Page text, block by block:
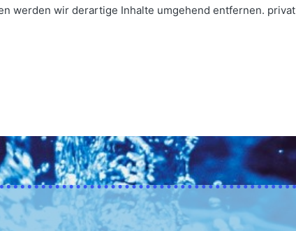
werden wir derartige Inhalte umgehend entfernen. privat